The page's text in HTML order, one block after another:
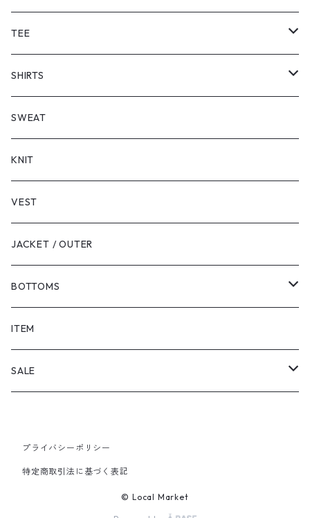
TEE
SHORT SLEEVE
LONG SLEEVE
SHIRTS
SHORT SLEEVE
LONG SLEEVE
SWEAT
KNIT
VEST
JACKET / OUTER
BOTTOMS
SHORTS
PANTS
ITEM
SALE
PANTS
プライバシーポリシー
特定商取引法に基づく表記
© Local Market